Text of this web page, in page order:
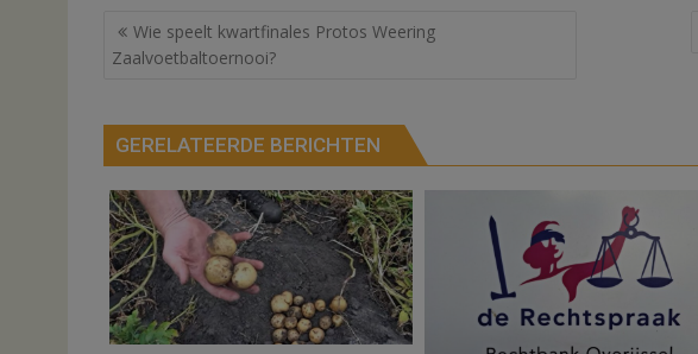
Bericht
navigatie
Wie speelt kwartfinales Protos Weering
Zaalvoetbaltoernooi?
GERELATEERDE BERICHTEN